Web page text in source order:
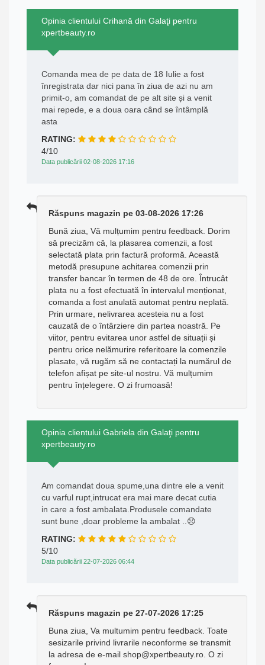
Opinia clientului Crihană din Galaţi pentru
xpertbeauty.ro
Comanda mea de pe data de 18 Iulie a fost
înregistrata dar nici pana în ziua de azi nu am
primit-o, am comandat de pe alt site și a venit
mai repede, e a doua oara când se întâmplă
asta
RATING:
4/10
Data publicării 02-08-2026 17:16
Răspuns magazin pe 03-08-2026 17:26
Bună ziua, Vă mulțumim pentru feedback. Dorim
să precizăm că, la plasarea comenzii, a fost
selectată plata prin factură proformă. Această
metodă presupune achitarea comenzii prin
transfer bancar în termen de 48 de ore. Întrucât
plata nu a fost efectuată în intervalul menționat,
comanda a fost anulată automat pentru neplată.
Prin urmare, nelivrarea acesteia nu a fost
cauzată de o întârziere din partea noastră. Pe
viitor, pentru evitarea unor astfel de situații și
pentru orice nelămurire referitoare la comenzile
plasate, vă rugăm să ne contactați la numărul de
telefon afișat pe site-ul nostru. Vă mulțumim
pentru înțelegere. O zi frumoasă!
Opinia clientului Gabriela din Galaţi pentru
xpertbeauty.ro
Am comandat doua spume,una dintre ele a venit
cu varful rupt,intrucat era mai mare decat cutia
in care a fost ambalata.Produsele comandate
sunt bune ,doar probleme la ambalat ..😞
RATING:
5/10
Data publicării 22-07-2026 06:44
Răspuns magazin pe 27-07-2026 17:25
Buna ziua, Va multumim pentru feedback. Toate
sesizarile privind livrarile neconforme se transmit
la adresa de e-mail shop@xpertbeauty.ro. O zi